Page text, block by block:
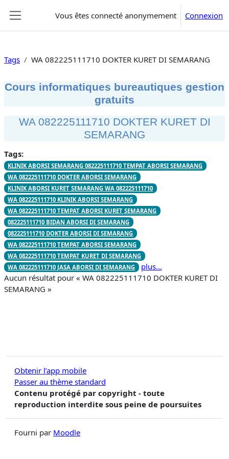
Vous êtes connecté anonymement Connexion
Tags WA 082225111710 DOKTER KURET DI SEMARANG
Cours informatiques bureautiques gestion
gratuits
WA 082225111710 DOKTER KURET DI
SEMARANG
Tags:
KLINIK ABORSI SEMARANG 082225111710 TEMPAT ABORSI SEMARANG
WA 082225111710 DOKTER ABORSI SEMARANG
KLINIK ABORSI KURET SEMARANG WA 082225111710
WA 082225111710 KLINIK ABORSI SEMARANG
WA 082225111710 TEMPAT ABORSI KURET SEMARANG
082225111710 BIDAN ABORSI DI SEMARANG
082225111710 DOKTER ABORSI DI SEMARANG
WA 082225111710 TEMPAT ABORSI SEMARANG
WA 082225111710 TEMPAT KURET DI SEMARANG
WA 082225111710 JASA ABORSI DI SEMARANG
plus…
Aucun résultat pour « WA 082225111710 DOKTER KURET DI
SEMARANG »
Obtenir l’app mobile
Passer au thème standard
Contenu protégé par copyright - toute
reproduction interdite sous peine de poursuites
Fourni par Moodle